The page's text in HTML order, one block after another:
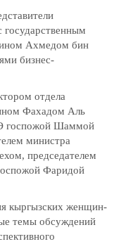
государственным
Ахмедом бин
бизнес-
отдела
Фахадом Аль
госпожой Шаммой
министра
председателем
Фаридой
кыргызских женщин-
темы обсуждений